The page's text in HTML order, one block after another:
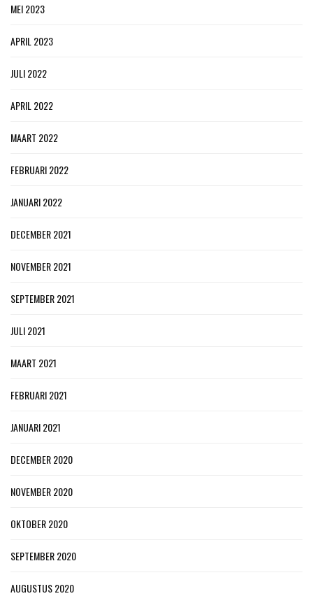
MEI 2023
APRIL 2023
JULI 2022
APRIL 2022
MAART 2022
FEBRUARI 2022
JANUARI 2022
DECEMBER 2021
NOVEMBER 2021
SEPTEMBER 2021
JULI 2021
MAART 2021
FEBRUARI 2021
JANUARI 2021
DECEMBER 2020
NOVEMBER 2020
OKTOBER 2020
SEPTEMBER 2020
AUGUSTUS 2020